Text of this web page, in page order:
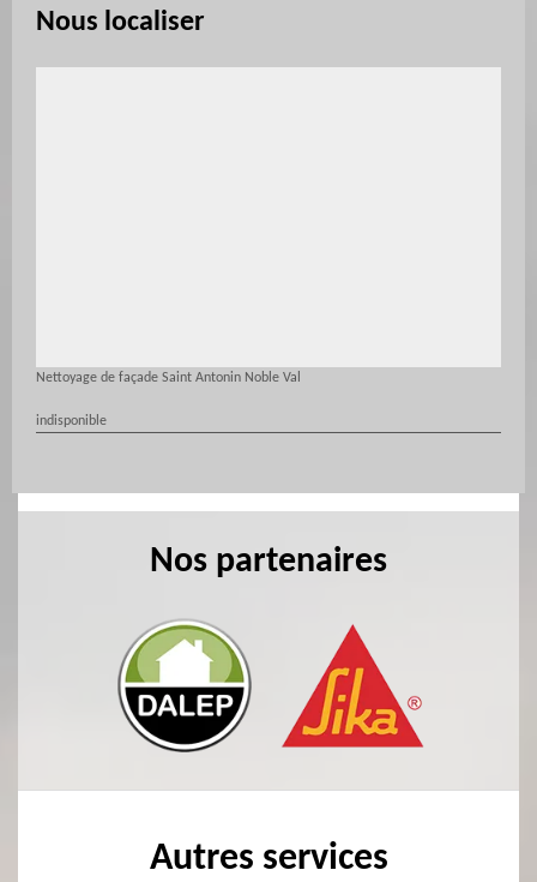
Nous localiser
Nettoyage de façade Saint Antonin Noble Val
indisponible
Nos partenaires
Autres services